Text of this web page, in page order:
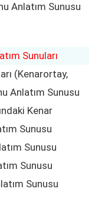
Anlatım Sunusu
Sunuları
(Kenarortay,
Anlatım Sunusu
Kenar
Sunusu
Sunusu
Sunusu
Sunusu